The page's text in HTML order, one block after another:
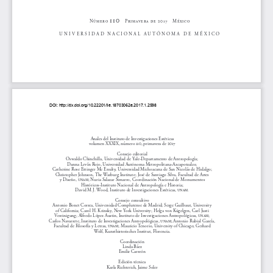
N  
    P   
   
    M

UNIVERSIDAD
  NACIONAL
  AUTÓNOMA
  DE
  MÉXICO
Anales110.indd   1 06/06/17   12:32 p.m.
Anales del Instituto de Investigaciones Estéticas
volumen XXXIX, número , primavera de 
Consejo editorial
Oswaldo Chinchilla, Universidad de Yale-Departamento de Antropología;
Danna Levín Rojo, Universidad Autónoma Metropolitana-Azcapotzalco;
Catherine Rose Ettinger Mc Enulty, Universidad Michoacana de San Nicolás de Hidalgo;
Christopher Johnson, The Warburg Institute; José de Santiago Silva, Facultad de Artes
y Diseño, ; Nuria Salazar Simarro, Coordinación Nacional de Monumentos
Históricos-Instituto Nacional de Antropología e Historia;
David M.J. Wood, Instituto de Investigaciones Estéticas, .
Consejo consultivo
Antonio Bonet Correa, Universidad Complutense de Madrid; Serge Guilbaut, University
of California; Carol H. Krinsky, New York University; Helga von Kügelgen, Carl Justi
Vereinigung; Alfredo López Austin, Instituto de Investigaciones Antropológicas, ;
Carlos Navarrete, Instituto de Investigaciones Antropológicas, ; Antonio Rubial García,
Facultad de Filosofía y Letras, ; Mauricio Tenorio, University of Chicago; Gerhard
Wolf, Kunsthistorisches Institut, Florencia.
Coordinación
Linda Báez
Emilie Carreón
Edición técnica
Karla Richterich, Jaime Soler
DOI: http://dx.doi.org/10.22201/iie.18703062e.2017.1.2598